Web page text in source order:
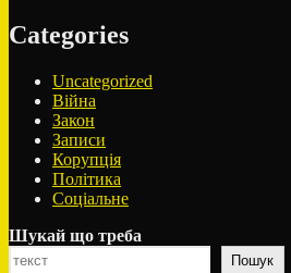
Categories
Uncategorized
Війна
Закон
Записи
Корупція
Політика
Соціальне
Шукай що треба
Пошук